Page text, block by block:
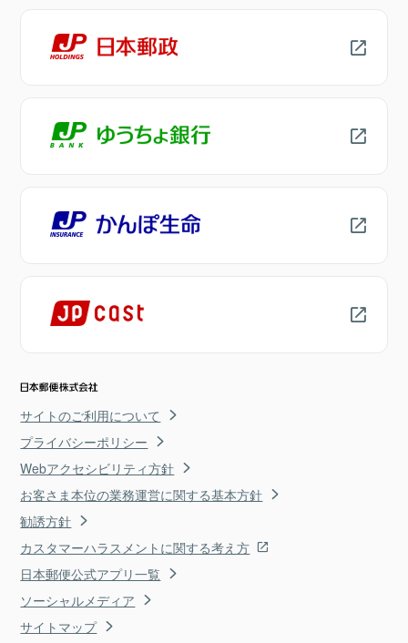
サイトのご利用について
プライバシーポリシー
Webアクセシビリティ方針
お客さま本位の業務運営に関する基本方針
勧誘方針
カスタマーハラスメントに関する考え方
日本郵便公式アプリ一覧
ソーシャルメディア
サイトマップ